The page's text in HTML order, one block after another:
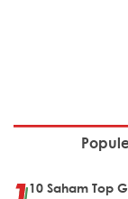
10 Saham Top